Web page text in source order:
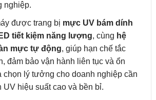
nghiệp.
được trang bị mực UV bám dính
tiết kiệm năng lượng, cùng hệ
mực tự động, giúp hạn chế tắc
đảm bảo vận hành liên tục và ổn
lý tưởng cho doanh nghiệp cần
UV hiệu suất cao và bền bỉ.